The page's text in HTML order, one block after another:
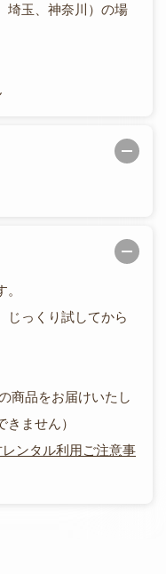
埼玉、神奈川）の場
じっくり試してから
商品をお届けいたし
ません）
ンタル利用ご注意事